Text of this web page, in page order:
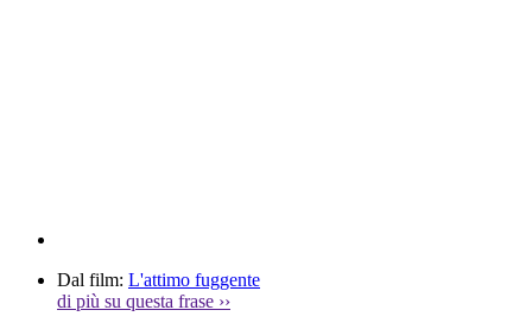
Dal film: L'attimo fuggente
di più su questa frase ››